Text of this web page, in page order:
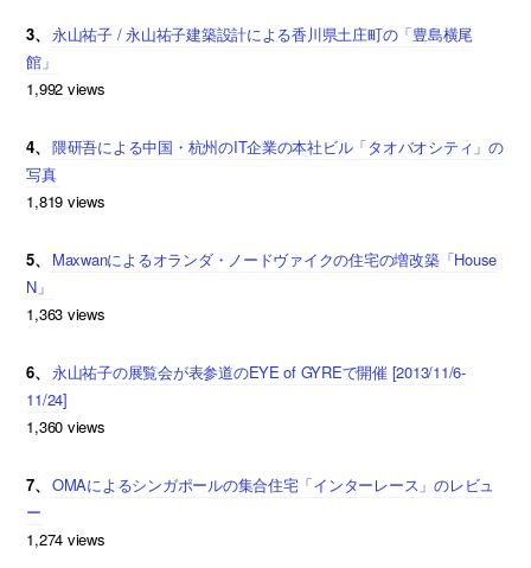
3、 永山祐子 / 永山祐子建築設計による香川県土庄町の「豊島横尾
館」
1,992 views
4、 隈研吾による中国・杭州のIT企業の本社ビル「タオバオシティ」の
写真
1,819 views
5、
Maxwanによるオランダ・ノードヴァイクの住宅の増改築「House
N」
1,363 views
6、 永山祐子の展覧会が表参道のEYE of GYREで開催 [2013/11/6-
11/24]
1,360 views
7、 OMAによるシンガポールの集合住宅「インターレース」のレビュ
ー
1,274 views